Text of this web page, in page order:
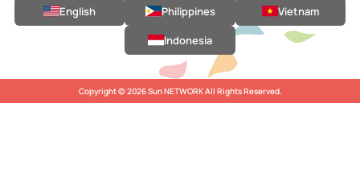
English Philippines
Vietnam
Indonesia
Copyright © 2026 Sun NETWORK All Rights Reserved.